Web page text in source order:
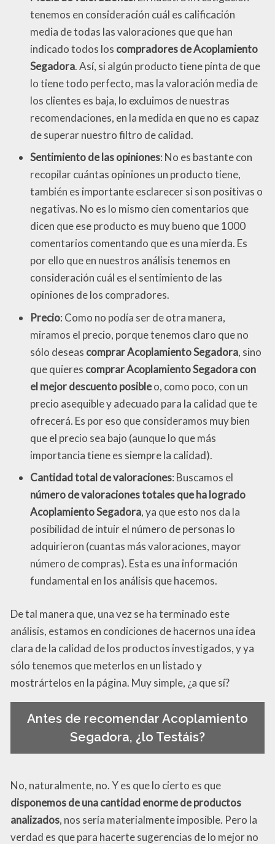
tenemos en consideración cuál es calificación
media de todas las valoraciones que que han
indicado todos los compradores de Acoplamiento
Segadora. Así, si algún producto tiene pinta de que
lo tiene todo perfecto, mas la valoración media de
los clientes es baja, lo excluimos de nuestras
recomendaciones, en la medida en que no es capaz
de superar nuestro filtro de calidad.
Sentimiento de las opiniones: No es bastante con
recopilar cuántas opiniones un producto tiene,
también es importante esclarecer si son positivas o
negativas. No es lo mismo cien comentarios que
dicen que ese producto es muy bueno que 1000
comentarios comentando que es una mierda. Es
por ello que en nuestros análisis tenemos en
consideración cuál es el sentimiento de las
opiniones de los compradores.
Precio: Como no podía ser de otra manera,
miramos el precio, porque tenemos claro que no
sólo deseas comprar Acoplamiento Segadora, sino
que quieres comprar Acoplamiento Segadora con
el mejor descuento posibleo, como poco, con un
precio asequible y adecuado para la calidad que te
ofrecerá. Es por eso que consideramos muy bien
que el precio sea bajo (aunque lo que más
importancia tiene es siempre la calidad).
Cantidad total de valoraciones: Buscamos el
número de valoraciones totales que ha logrado
Acoplamiento Segadora, ya que esto nos da la
posibilidad de intuir el número de personas lo
adquirieron (cuantas más valoraciones, mayor
número de compras). Esta es una información
fundamental en los análisis que hacemos.
De tal manera que, una vez se ha terminado este
análisis, estamos en condiciones de hacernos una idea
clara de la calidad de los productos investigados, y ya
sólo tenemos que meterlos en un listado y
mostrártelos en la página. Muy simple, ¿a que sí?
Antes de recomendar Acoplamiento
Segadora, ¿lo Testáis?
No, naturalmente, no. Y es que lo cierto es que
disponemos de una cantidad enorme de productos
analizados, nos sería materialmente imposible. Pero la
verdad es que para hacerte sugerencias de lo mejor no